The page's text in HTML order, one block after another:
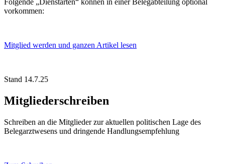
Folgende „Dienstarten“ können in einer Belegabteilung optional
vorkommen:
Mitglied werden und ganzen Artikel lesen
Stand 14.7.25
Mitgliederschreiben
Schreiben an die Mitglieder zur aktuellen politischen Lage des
Belegarztwesens und dringende Handlungsempfehlung